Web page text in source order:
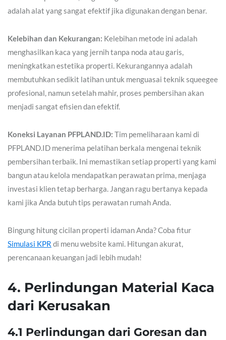
adalah alat yang sangat efektif jika digunakan dengan benar.
Kelebihan dan Kekurangan: Kelebihan metode ini adalah
menghasilkan kaca yang jernih tanpa noda atau garis,
meningkatkan estetika properti. Kekurangannya adalah
membutuhkan sedikit latihan untuk menguasai teknik squeegee
profesional, namun setelah mahir, proses pembersihan akan
menjadi sangat efisien dan efektif.
Koneksi Layanan PFPLAND.ID: Tim pemeliharaan kami di
PFPLAND.ID menerima pelatihan berkala mengenai teknik
pembersihan terbaik. Ini memastikan setiap properti yang kami
bangun atau kelola mendapatkan perawatan prima, menjaga
investasi klien tetap berharga. Jangan ragu bertanya kepada
kami jika Anda butuh tips perawatan rumah Anda.
Bingung hitung cicilan properti idaman Anda? Coba fitur
Simulasi KPR di menu website kami. Hitungan akurat,
perencanaan keuangan jadi lebih mudah!
4. Perlindungan Material Kaca
dari Kerusakan
4.1 Perlindungan dari Goresan dan